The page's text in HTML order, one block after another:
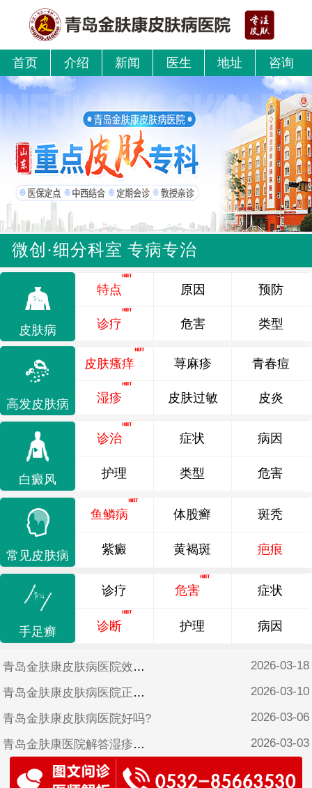
首页 介绍 新闻 医生 地址 咨询
微创·细分科室 专病专治
皮肤病
特点
诊疗
原因
危害
预防
类型
高发皮肤病
皮肤瘙痒
湿疹
荨麻疹
皮肤过敏
青春痘
皮炎
白癜风
诊治 症状 病因
护理 类型 危害
常见皮肤病
鱼鳞病 体股癣 斑秃
紫癜 黄褐斑 疤痕
手足癣
诊疗 危害 症状
诊断 护理 病因
青岛金肤康皮肤病医院效果好吗? 2026-03-18
青岛金肤康皮肤病医院正规吗? 2026-03-10
青岛金肤康皮肤病医院好吗? 2026-03-06
青岛金肤康医院解答湿疹怎样治疗? 2026-03-03
青岛金肤康皮肤病医院靠谱吗?